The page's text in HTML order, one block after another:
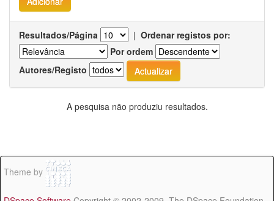
Resultados/Página | Ordenar registos por:
Por ordem
Autores/Registo
A pesquisa não produziu resultados.
Theme by